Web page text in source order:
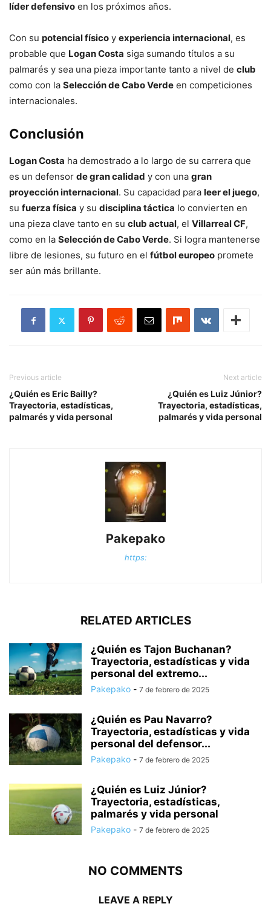
líder defensivo en los próximos años.
Con su potencial físico y experiencia internacional, es
probable que Logan Costa siga sumando títulos a su
palmarés y sea una pieza importante tanto a nivel de club
como con la Selección de Cabo Verde en competiciones
internacionales.
Conclusión
Logan Costa ha demostrado a lo largo de su carrera que
es un defensor de gran calidad y con una gran
proyección internacional. Su capacidad para leer el juego,
su fuerza física y su disciplina táctica lo convierten en
una pieza clave tanto en su club actual, el Villarreal CF,
como en la Selección de Cabo Verde. Si logra mantenerse
libre de lesiones, su futuro en el fútbol europeo promete
ser aún más brillante.
Previous article
¿Quién es Eric Bailly?
Trayectoria, estadísticas,
palmarés y vida personal
Next article
¿Quién es Luiz Júnior?
Trayectoria, estadísticas,
palmarés y vida personal
Pakepako
https:
RELATED ARTICLES
¿Quién es Tajon Buchanan?
Trayectoria, estadísticas y vida
personal del extremo...
Pakepako - 7 de febrero de 2025
¿Quién es Pau Navarro?
Trayectoria, estadísticas y vida
personal del defensor...
Pakepako - 7 de febrero de 2025
¿Quién es Luiz Júnior?
Trayectoria, estadísticas,
palmarés y vida personal
Pakepako - 7 de febrero de 2025
NO COMMENTS
LEAVE A REPLY